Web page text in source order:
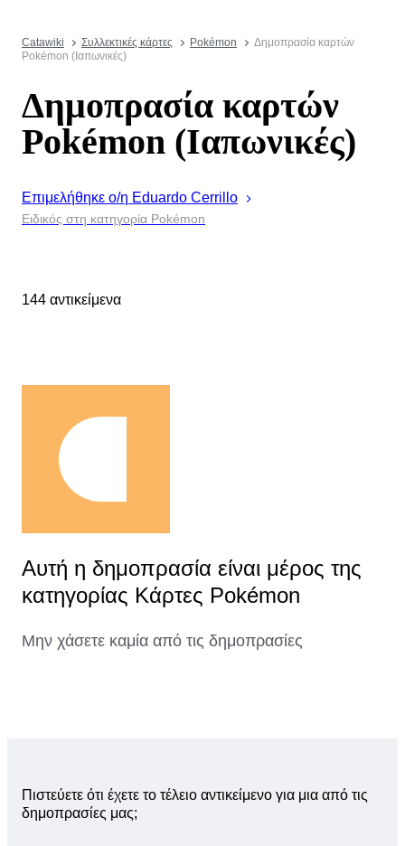
Catawiki Συλλεκτικές κάρτες Pokémon
Δημοπρασία καρτών
Pokémon (Ιαπωνικές)
Δημοπρασία καρτών
Pokémon (Ιαπωνικές)
Επιμελήθηκε ο/η Eduardo Cerrillo
Ειδικός στη κατηγορία Pokémon
144 αντικείμενα
Αυτή η δημοπρασία είναι μέρος της
κατηγορίας Κάρτες Pokémon
Μην χάσετε καμία από τις δημοπρασίες
Πιστεύετε ότι έχετε το τέλειο αντικείμενο για μια από τις
δημοπρασίες μας;